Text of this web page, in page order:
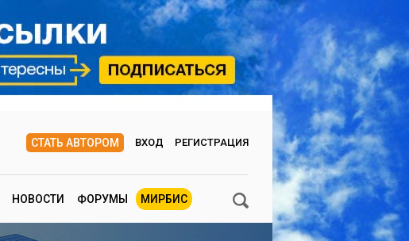
СТАТЬ АВТОРОМ ВХОД РЕГИСТРАЦИЯ
НОВОСТИ ФОРУМЫ МИРБИС